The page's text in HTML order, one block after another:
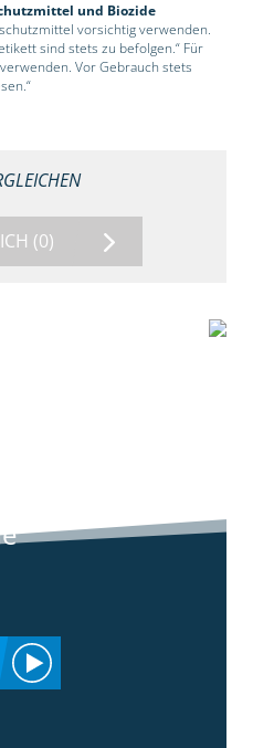
und Biozide
vorsichtig verwenden.
sind stets zu befolgen.“ Für
Vor Gebrauch stets
(0)